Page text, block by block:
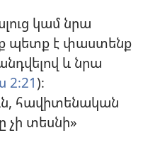
կամ նրա
պետք է փաստենք
և նրա
)։
հավիտենական
չի տեսնի»